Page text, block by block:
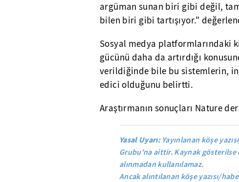
argüman sunan biri gibi değil,
bilen biri gibi tartışıyor."
Sosyal medya platformlarındaki
gücünü daha da artırdığı
verildiğinde bile bu sistemlerin,
edici olduğunu belirtti.
Araştırmanın sonuçları Nature
Yasal Uyarı:Yayınlanan köşe
Grubu'na aittir. Kaynak gösterilse
alınmadan kullanılamaz.
Ancak alıntılanan köşe yazısı/